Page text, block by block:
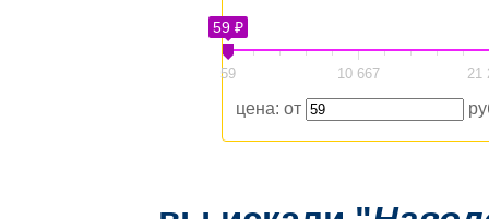
59 ₽
59 10 667 21
цена: от